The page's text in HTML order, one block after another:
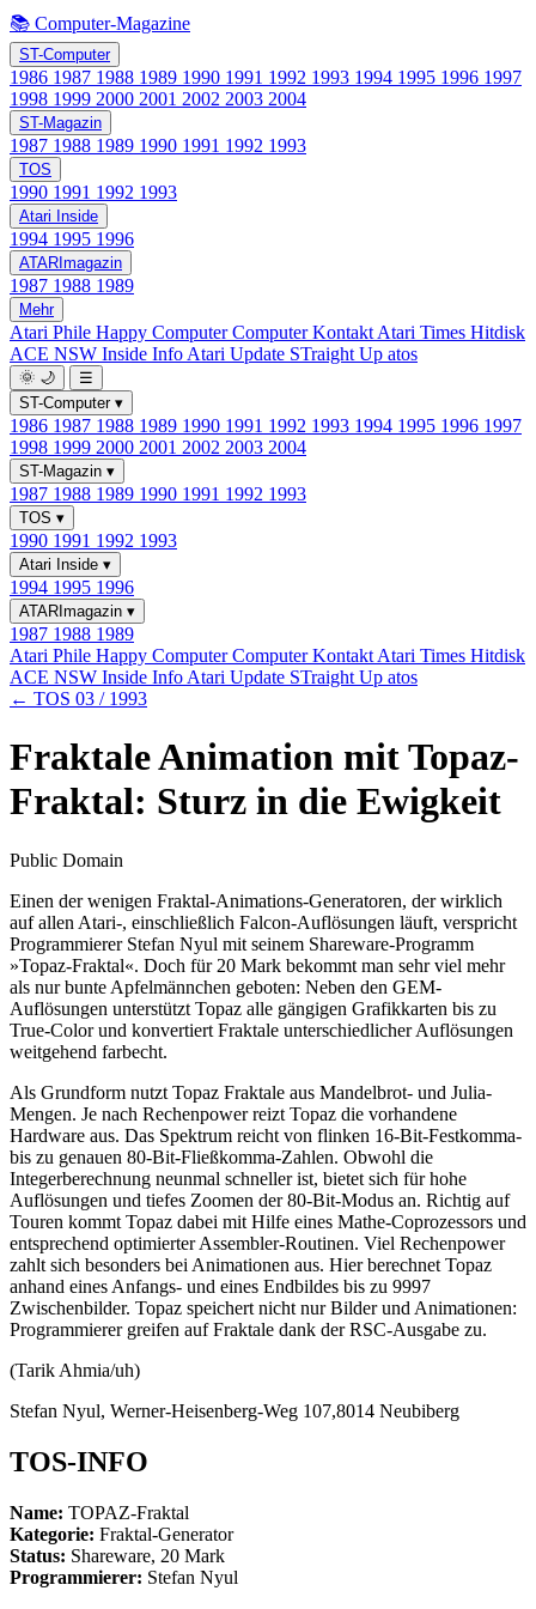
📚 Computer-Magazine
ST-Computer
1986 1987 1988 1989 1990 1991 1992 1993 1994 1995 1996 1997
1998 1999 2000 2001 2002 2003 2004
ST-Magazin
1987 1988 1989 1990 1991 1992 1993
TOS
1990 1991 1992 1993
Atari Inside
1994 1995 1996
ATARImagazin
1987 1988 1989
Mehr
Atari Phile Happy ComputerComputer Kontakt Atari Times Hitdisk
ACE NSW Inside Info Atari Update STraight Up atos
🌞 🌙
☰
ST-Computer ▾
1986 1987 1988 1989 1990 1991 1992 1993 1994 1995 1996 1997
1998 1999 2000 2001 2002 2003 2004
ST-Magazin ▾
1987 1988 1989 1990 1991 1992 1993
TOS ▾
1990 1991 1992 1993
Atari Inside ▾
1994 1995 1996
ATARImagazin ▾
1987 1988 1989
Atari Phile Happy ComputerComputer Kontakt Atari Times Hitdisk
ACE NSW Inside Info Atari Update STraight Up atos
← TOS 03 / 1993
Fraktale Animation mit Topaz-
Fraktal: Sturz in die Ewigkeit
Public Domain
Einen der wenigen Fraktal-Animations-Generatoren, der wirklich
auf allen Atari-, einschließlich Falcon-Auflösungen läuft, verspricht
Programmierer Stefan Nyul mit seinem Shareware-Programm
»Topaz-Fraktal«. Doch für 20 Mark bekommt man sehr viel mehr
als nur bunte Apfelmännchen geboten: Neben den GEM-
Auflösungen unterstützt Topaz alle gängigen Grafikkarten bis zu
True-Color und konvertiert Fraktale unterschiedlicher Auflösungen
weitgehend farbecht.
Als Grundform nutzt Topaz Fraktale aus Mandelbrot- und Julia-
Mengen. Je nach Rechenpower reizt Topaz die vorhandene
Hardware aus. Das Spektrum reicht von flinken 16-Bit-Festkomma-
bis zu genauen 80-Bit-Fließkomma-Zahlen. Obwohl die
Integerberechnung neunmal schneller ist, bietet sich für hohe
Auflösungen und tiefes Zoomen der 80-Bit-Modus an. Richtig auf
Touren kommt Topaz dabei mit Hilfe eines Mathe-Coprozessors und
entsprechend optimierter Assembler-Routinen. Viel Rechenpower
zahlt sich besonders bei Animationen aus. Hier berechnet Topaz
anhand eines Anfangs- und eines Endbildes bis zu 9997
Zwischenbilder. Topaz speichert nicht nur Bilder und Animationen:
Programmierer greifen auf Fraktale dank der RSC-Ausgabe zu.
(Tarik Ahmia/uh)
Stefan Nyul, Werner-Heisenberg-Weg 107,8014 Neubiberg
TOS-INFO
Name: TOPAZ-Fraktal
Kategorie: Fraktal-Generator
Status: Shareware, 20 Mark
Programmierer: Stefan Nyul